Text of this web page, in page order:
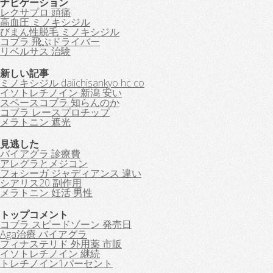
レクサプロ 頭痛
高血圧 ミノキシジル
びまん性脱毛 ミノキシジル
コブラ 飛ぶドライバー
リベルサス 治験
新しい記事
ミノキシジル daiichisankyo hc co
イソトレチノイン 新潟 安い
スペースコブラ 知らんのか
コブラ レースプロチップ
メラトニン 遮光
見逃した
バイアグラ 診療費
アレグラとメジコン
フォシーガ ジャディアンス 違い
シアリス20 副作用
メラトニン 妊活 男性
トップコメント
コブラ スピードゾーン 発売日
Aga治療 バイアグラ
フィナステリド 外用薬 市販
イソトレチノイン 継続
トレチノイン1パーセント